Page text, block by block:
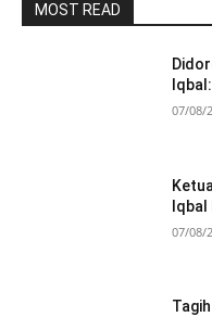
MOST READ
07/08/
07/08/